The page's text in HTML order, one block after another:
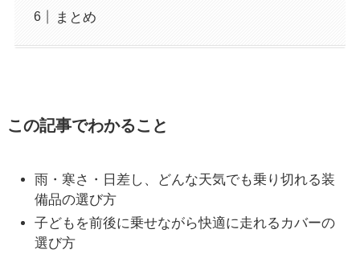
まとめ
この記事でわかること
雨・寒さ・日差し、どんな天気でも乗り切れる装
備品の選び方
子どもを前後に乗せながら快適に走れるカバーの
選び方